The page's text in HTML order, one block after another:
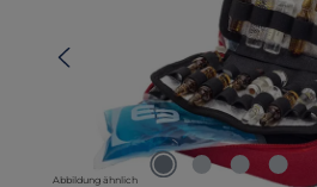
Abbildung ähnlich